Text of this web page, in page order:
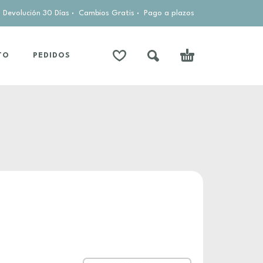
Devolución 30 Días · Cambios Gratis · Pago a plazos
PEDIDOS